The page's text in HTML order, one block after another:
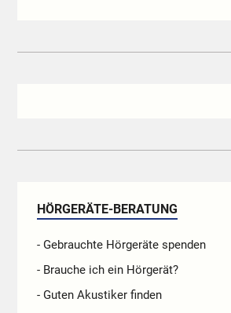
HÖRGERÄTE-BERATUNG
- Gebrauchte Hörgeräte spenden
- Brauche ich ein Hörgerät?
- Guten Akustiker finden